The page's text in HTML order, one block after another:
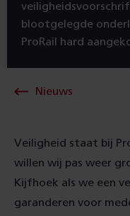
blootgelegde
ProRail hard
Nieuws
Veiligheid staat bij
willen wij pas weer
Kijfhoek als we een
garanderen voor